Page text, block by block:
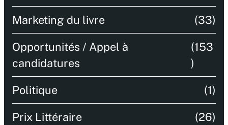
Marketing du livre (33)
Opportunités / Appel à
candidatures
(153
)
Politique (1)
Prix Littéraire (26)